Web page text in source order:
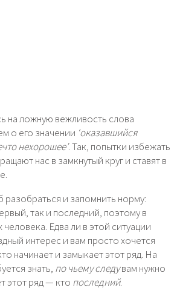
на ложную вежливость слова
о его значении ‘оказавшийся
нехорошее’. Так, попытки избежать
нас в замкнутый круг и ставят в
и запомнить норму:
так и последний, поэтому в
Едва ли в этой ситуации
интерес и вам просто хочется
начинает и замыкает этот ряд. На
знать, по чьему следувам нужно
этот ряд — кто последний.